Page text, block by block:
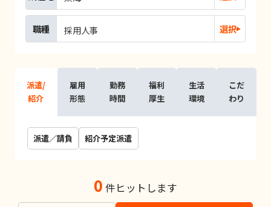
職種 採用人事 選択
派遣/
紹介
雇用
形態
勤務
時間
福利
厚生
生活
環境
こだ
わり
派遣／請負 紹介予定派遣
0 件ヒットします